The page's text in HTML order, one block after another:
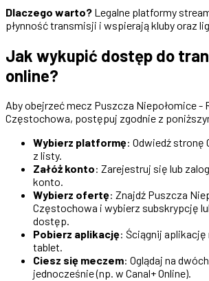
Dlaczego warto? Legalne platformy
płynność transmisji i wspierają kluby oraz
Jak wykupić dostęp do
online?
Aby obejrzeć mecz Puszcza Niepołomice -
Częstochowa, postępuj zgodnie z
Wybierz platformę: Odwiedź stronę
z listy.
Załóż konto: Zarejestruj się lub
konto.
Wybierz ofertę: Znajdź Puszcza
Częstochowa i wybierz subskrypcję
dostęp.
Pobierz aplikację: Ściągnij aplikację
tablet.
Ciesz się meczem: Oglądaj na
jednocześnie (np. w Canal+ Online).